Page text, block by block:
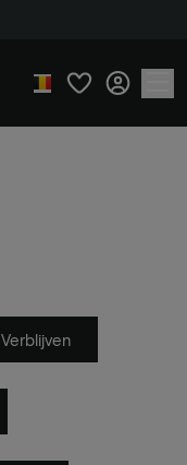
Verblijven